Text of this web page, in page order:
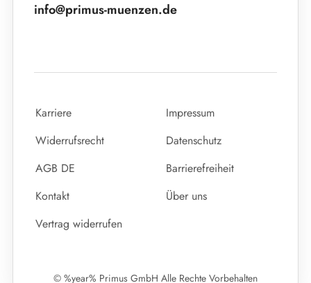
info@primus-muenzen.de
Karriere
Impressum
Widerrufsrecht
Datenschutz
AGB DE
Barrierefreiheit
Kontakt
Über uns
Vertrag widerrufen
© %year% Primus GmbH Alle Rechte Vorbehalten